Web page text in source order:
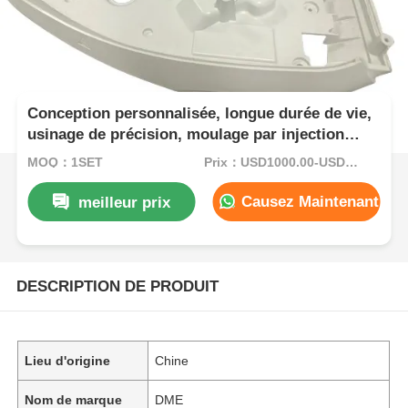
Conception personnalisée, longue durée de vie,
usinage de précision, moulage par injection
plastique pour appareils ménagers
MOQ：1SET Prix：USD1000.00-USD5000.00
meilleur prix Causez Maintenant
DESCRIPTION DE PRODUIT
Lieu d'origine Chine
Nom de marque DME